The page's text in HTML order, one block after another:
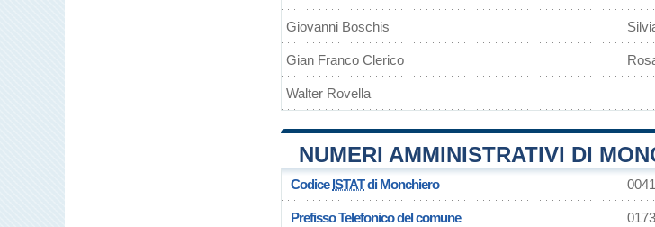
Giovanni Boschis
Gian Franco Clerico
Walter Rovella
NUMERI AMMINISTRATIVI DI
CodiceISTATdi Monchiero
Prefisso Telefonico del comune 0173